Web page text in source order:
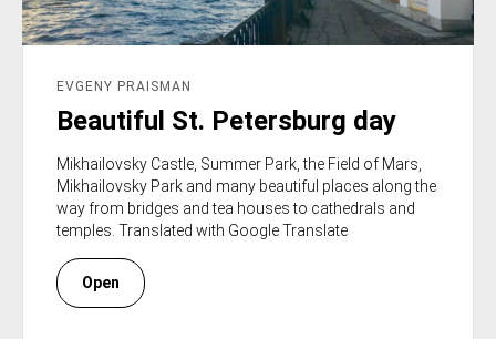
EVGENY PRAISMAN
Beautiful St. Petersburg day
Mikhailovsky Castle, Summer Park, the Field of Mars,
Mikhailovsky Park and many beautiful places along the
way from bridges and tea houses to cathedrals and
temples. Translated with Google Translate
Open